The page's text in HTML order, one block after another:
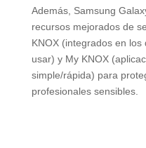
Además, Samsung
recursos mejorados de
KNOX (integrados en
usar) y My KNOX
simple/rápida) para
profesionales sensibles.